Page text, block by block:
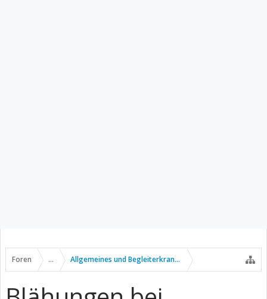
Foren ... Allgemeines und Begleiterkrankungen